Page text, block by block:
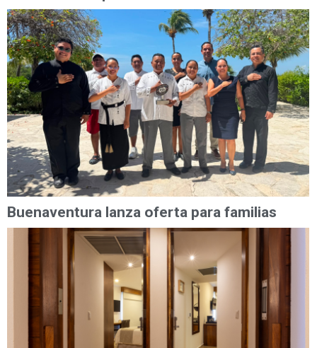
Buenaventura lanza oferta para familias